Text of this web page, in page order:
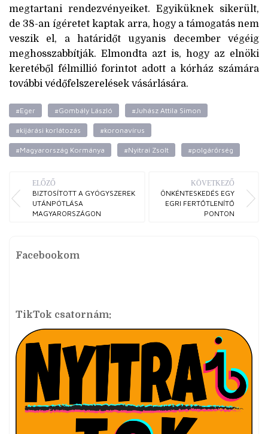
megtartani rendezvényeiket. Egyiküknek sikerült,
de 38-an ígéretet kaptak arra, hogy a támogatás nem
veszik el, a határidőt ugyanis december végéig
meghosszabbítják. Elmondta azt is, hogy az elnöki
keretéből félmillió forintot adott a kórház számára
további védőfelszerelések vásárlására.
#Eger #Gombály László #Juhász Attila Simon
#kijárási korlátozás #koronavírus
#Magyarország Kormánya #Nyitrai Zsolt #polgárőrség
ELŐZŐ
BIZTOSÍTOTT A GYÓGYSZEREK
UTÁNPÓTLÁSA
MAGYARORSZÁGON
KÖVETKEZŐ
ÖNKÉNTESKEDÉS EGY
EGRI FERTŐTLENÍTŐ
PONTON
Facebookom
TikTok csatornám: